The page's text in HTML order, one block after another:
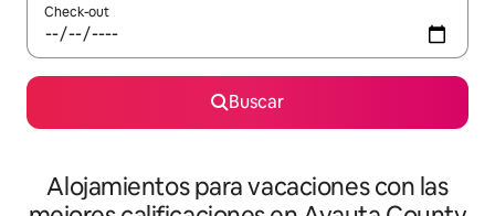
Check-out
Buscar
Alojamientos para vacaciones con las